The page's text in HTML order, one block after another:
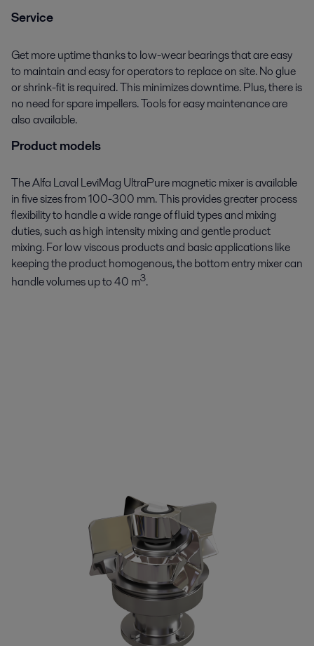
นวลและมีประสิทธิภาพ อัลฟา ลาวาล จึงมีอุปกรณ์หลากหลายชนิดที่
ผลผลิตให้ได้มาก
Pharmaceutical production
Maintain pharmaceutical process uptime with Alfa Laval hygienic
equipment that meets or exceeds the rigorous demands for the clean,
safe and reliable manufacture of pharmaceutical products.
Service
Get more uptime thanks to low-wear bearings that are easy
to maintain and easy for operators to replace on site. No glue
or shrink-fit is required. This minimizes downtime. Plus, there is
no need for spare impellers. Tools for easy maintenance are
also available.
Product models
The Alfa Laval LeviMag UltraPure magnetic mixer is available
in five sizes from 100-300 mm. This provides greater process
flexibility to handle a wide range of fluid types and mixing
duties, such as high intensity mixing and gentle product
mixing. For low viscous products and basic applications like
keeping the product homogenous, the bottom entry mixer can
handle volumes up to 40 m3.